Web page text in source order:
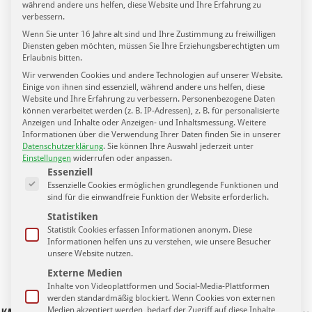
Sportpunkt – Folge 94. u.a. mit Thomas Löwe zur
Meisterschaft vom 1. FC Lokomotive Leipzig.
16. Juni 2020
während andere uns helfen, diese Website und Ihre Erfahrung zu
verbessern.
Wenn Sie unter 16 Jahre alt sind und Ihre Zustimmung zu freiwilligen
Diensten geben möchten, müssen Sie Ihre Erziehungsberechtigten um
Erlaubnis bitten.
Wir verwenden Cookies und andere Technologien auf unserer Website.
Einige von ihnen sind essenziell, während andere uns helfen, diese
Website und Ihre Erfahrung zu verbessern. Personenbezogene Daten
können verarbeitet werden (z. B. IP-Adressen), z. B. für personalisierte
Anzeigen und Inhalte oder Anzeigen- und Inhaltsmessung. Weitere
Informationen über die Verwendung Ihrer Daten finden Sie in unserer
Datenschutzerklärung. Sie können Ihre Auswahl jederzeit unter
Einstellungen widerrufen oder anpassen.
Es folgt eine Liste der Service-Gruppen, für die eine Einwilligung
Essenziell
Essenzielle Cookies ermöglichen grundlegende Funktionen und
sind für die einwandfreie Funktion der Website erforderlich.
Statistiken
Statistik Cookies erfassen Informationen anonym. Diese
Informationen helfen uns zu verstehen, wie unsere Besucher
unsere Website nutzen.
Externe Medien
Inhalte von Videoplattformen und Social-Media-Plattformen
werden standardmäßig blockiert. Wenn Cookies von externen
Medien akzeptiert werden, bedarf der Zugriff auf diese Inhalte